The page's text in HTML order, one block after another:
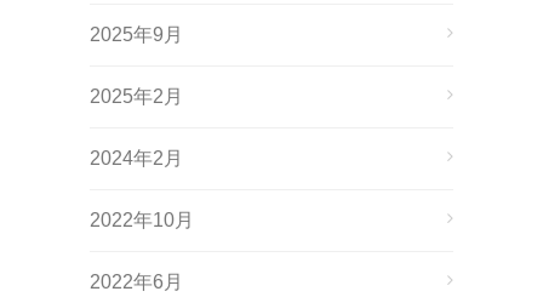
2025年9月
2025年2月
2024年2月
2022年10月
2022年6月